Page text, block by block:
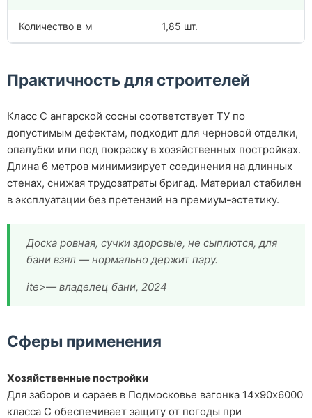
Количество в м 1,85 шт.
Практичность для строителей
Класс С ангарской сосны соответствует ТУ по
допустимым дефектам, подходит для черновой отделки,
опалубки или под покраску в хозяйственных постройках.
Длина 6 метров минимизирует соединения на длинных
стенах, снижая трудозатраты бригад. Материал стабилен
в эксплуатации без претензий на премиум-эстетику.
Доска ровная, сучки здоровые, не сыплются, для
бани взял — нормально держит пару.
ite>— владелец бани, 2024
Сферы применения
Хозяйственные постройки
Для заборов и сараев в Подмосковье вагонка 14х90х6000
класса С обеспечивает защиту от погоды при